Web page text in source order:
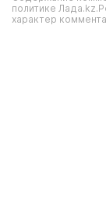
политике
характер